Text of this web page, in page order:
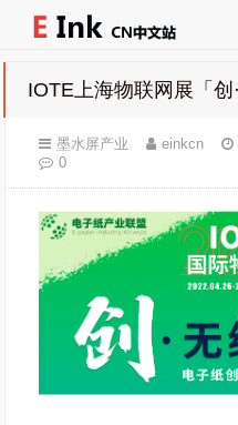
墨水屏产业 einkcn
0